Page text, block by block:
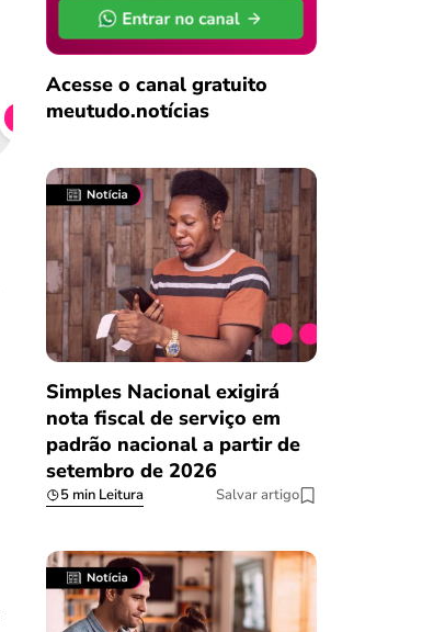
Acesse o canal gratuito
meutudo.notícias
Simples Nacional exigirá
nota fiscal de serviço em
padrão nacional a partir de
setembro de 2026
5 min Leitura Salvar artigo